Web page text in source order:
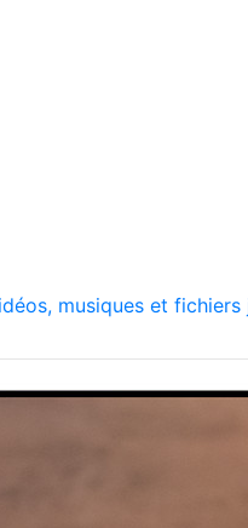
musiques et fichiers